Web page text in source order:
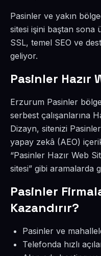
Pasinler ve yakın
sitesi işini baştan sona
SSL, temel SEO ve
geliyor.
Pasinler Hazır
Erzurum Pasinler
serbest çalışanlarına
Dizayn, sitenizi
yapay zekâ (AEO)
“Pasinler Hazır Web
sitesi” gibi aramalarda
Pasinler
Kazandırır?
Pasinler ve
Telefonda hızlı